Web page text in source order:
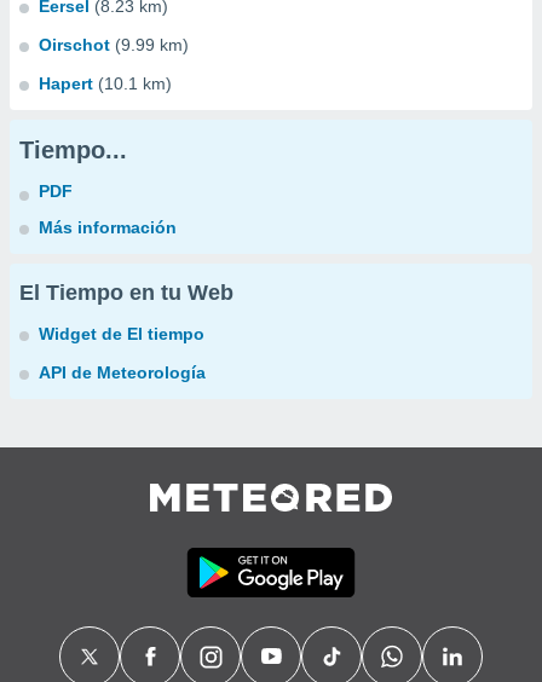
Eersel (8.23 km)
Oirschot (9.99 km)
Hapert (10.1 km)
Tiempo...
PDF
Más información
El Tiempo en tu Web
Widget de El tiempo
API de Meteorología